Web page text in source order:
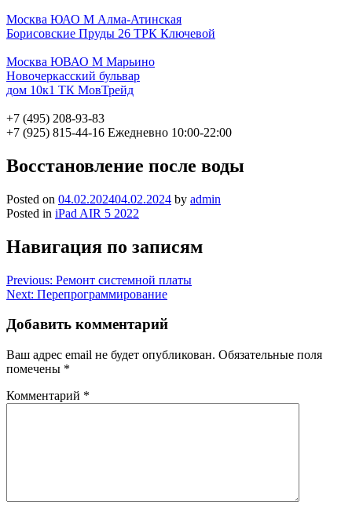
Москва ЮАО М Алма-Атинская
Борисовские Пруды 26 ТРК Ключевой
Москва ЮВАО М Марьино
Новочеркасский бульвар
дом 10к1 ТК МовТрейд
+7 (495) 208-93-83
+7 (925) 815-44-16 Ежедневно 10:00-22:00
Восстановление после воды
Posted on 04.02.202404.02.2024 by admin
Posted in iPad AIR 5 2022
Навигация по записям
Previous: Ремонт системной платы
Next: Перепрограммирование
Добавить комментарий
Ваш адрес email не будет опубликован. Обязательные поля
помечены *
Комментарий *